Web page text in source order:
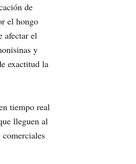
de
el hongo
afectar el
y
exactitud la
tiempo real
lleguen al